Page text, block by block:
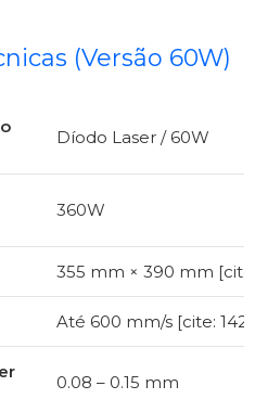
(Versão 60W)
Díodo Laser / 60W
360W
355 mm × 390 mm [cite:
Até 600 mm/s [cite: 142]
0.08 – 0.15 mm